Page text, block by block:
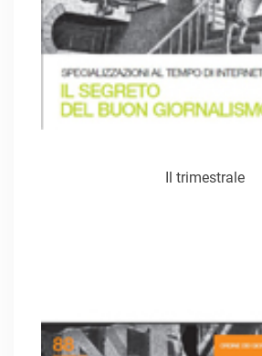
Il trimestrale